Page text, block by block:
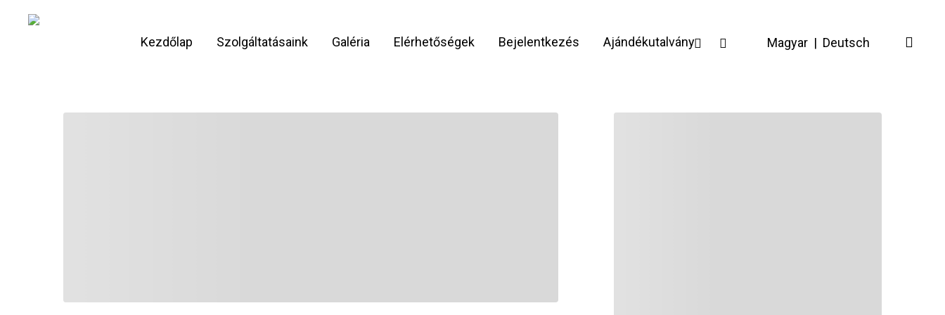
Kezdőlap Szolgáltatásaink Galéria Elérhetőségek Bejelentkezés Ajándékutalványfacebookinstagram Magyar | Deutsch